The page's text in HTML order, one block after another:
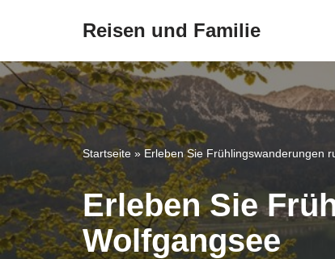
Inhalt
springen
Reisen und Familie
Startseite » Erleben Sie Frühlingswanderungen
Erleben Sie
Wolfgangsee